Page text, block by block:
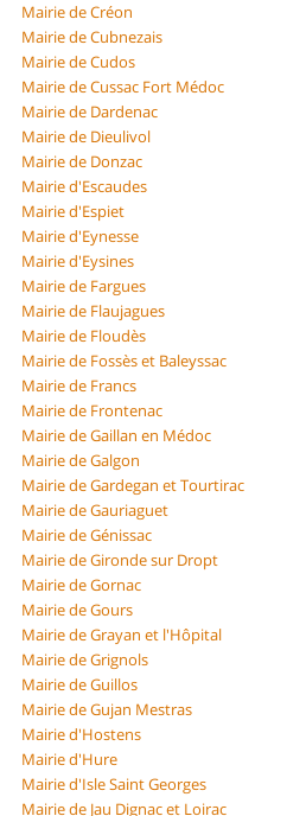
Mairie de Créon
Mairie de Cubnezais
Mairie de Cudos
Mairie de Cussac Fort Médoc
Mairie de Dardenac
Mairie de Dieulivol
Mairie de Donzac
Mairie d'Escaudes
Mairie d'Espiet
Mairie d'Eynesse
Mairie d'Eysines
Mairie de Fargues
Mairie de Flaujagues
Mairie de Floudès
Mairie de Fossès et Baleyssac
Mairie de Francs
Mairie de Frontenac
Mairie de Gaillan en Médoc
Mairie de Galgon
Mairie de Gardegan et Tourtirac
Mairie de Gauriaguet
Mairie de Génissac
Mairie de Gironde sur Dropt
Mairie de Gornac
Mairie de Gours
Mairie de Grayan et l'Hôpital
Mairie de Grignols
Mairie de Guillos
Mairie de Gujan Mestras
Mairie d'Hostens
Mairie d'Hure
Mairie d'Isle Saint Georges
Mairie de Jau Dignac et Loirac